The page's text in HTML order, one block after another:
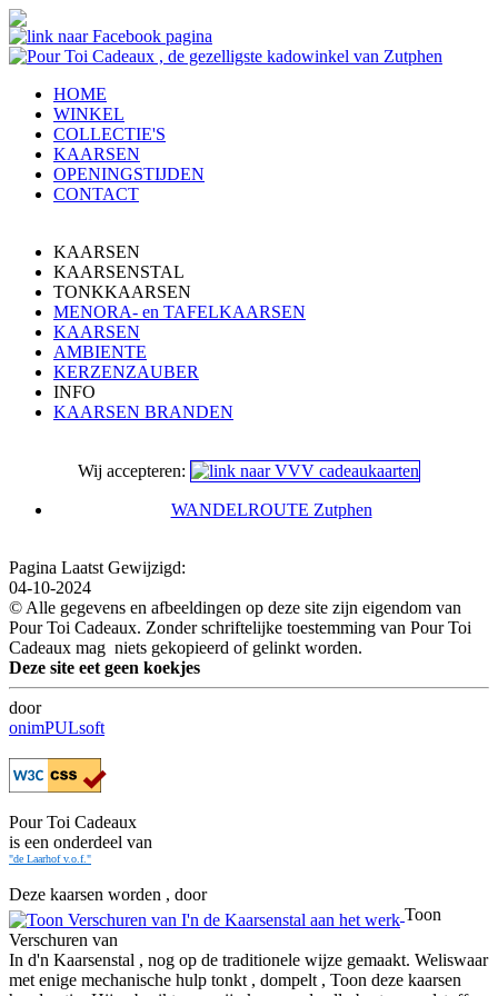
HOME
WINKEL
COLLECTIE'S
KAARSEN
OPENINGSTIJDEN
CONTACT
KAARSEN
KAARSENSTAL
TONKKAARSEN
MENORA- en TAFELKAARSEN
KAARSEN
AMBIENTE
KERZENZAUBER
INFO
KAARSEN BRANDEN
Wij accepteren:
WANDELROUTE Zutphen
Pagina Laatst Gewijzigd:
04-10-2024
© Alle gegevens en afbeeldingen op deze site zijn eigendom van
Pour Toi Cadeaux. Zonder schriftelijke toestemming van Pour Toi
Cadeaux mag niets gekopieerd of gelinkt worden.
Deze site eet geen koekjes
door
onimPULsoft
Pour Toi Cadeaux
is een onderdeel van
"de Laarhof v.o.f."
Deze kaarsen worden , door
Toon
Verschuren van
In d'n Kaarsenstal , nog op de traditionele wijze gemaakt. Weliswaar
met enige mechanische hulp tonkt , dompelt , Toon deze kaarsen